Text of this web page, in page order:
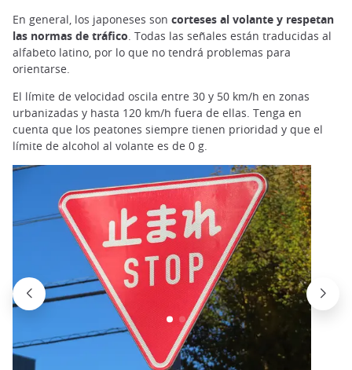
En general, los japoneses son corteses al volante y respetan
las normas de tráfico . Todas las señales están traducidas al
alfabeto latino, por lo que no tendrá problemas para
orientarse.
El límite de velocidad oscila entre 30 y 50 km/h en zonas
urbanizadas y hasta 120 km/h fuera de ellas. Tenga en
cuenta que los peatones siempre tienen prioridad y que el
límite de alcohol al volante es de 0 g.